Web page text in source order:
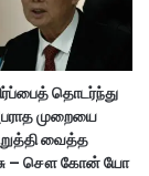
தொடர்ந்து
முறையை
வைத்த
– சௌ கோன் யோ